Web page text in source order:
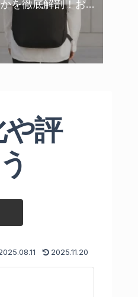
を徹底解剖！おす
比較
評
2025.11.20